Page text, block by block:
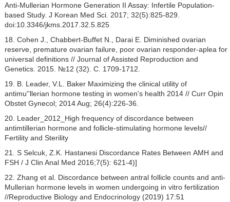
Anti-Mullerian Hormone Generation II Assay: Infertile Population-
based Study. J Korean Med Sci. 2017; 32(5):825-829.
doi:10.3346/jkms.2017.32.5.825
18. Cohen J., Chabbert-Buffet N., Darai E. Diminished ovarian
reserve, premature ovarian failure, poor ovarian responder-aplea for
universal definitions // Journal of Assisted Reproduction and
Genetics. 2015. №12 (32). C. 1709-1712.
19. B. Leader, V.L. Baker Maximizing the clinical utility of
antimu''llerian hormone testing in women's health 2014 // Curr Opin
Obstet Gynecol; 2014 Aug; 26(4):226-36.
20. Leader_2012_High frequency of discordance between
antimtillerian hormone and follicle-stimulating hormone levels//
Fertility and Sterility
21. S Selcuk, Z.K. Hastanesi Discordance Rates Between АМН and
FSH / J Clin Anal Med 2016;7(5): 621-4)]
22. Zhang et al. Discordance between antral follicle counts and anti-
Mullerian hormone levels in women undergoing in vitro fertilization
//Reproductive Biology and Endocrinology (2019) 17:51